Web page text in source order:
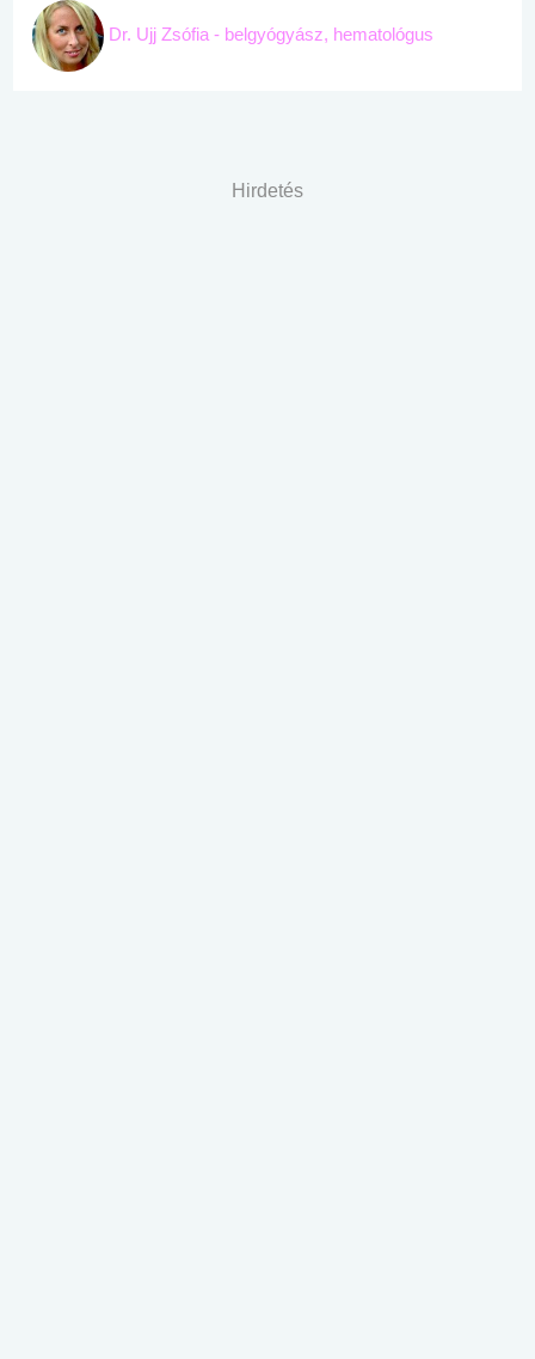
Dr. Ujj Zsófia - belgyógyász, hematológus
Hirdetés